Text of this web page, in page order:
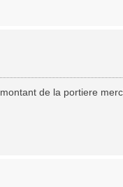
de la portiere